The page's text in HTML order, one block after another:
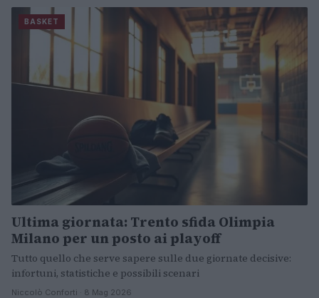
BASKET
Ultima giornata: Trento sfida Olimpia
Milano per un posto ai playoff
Tutto quello che serve sapere sulle due giornate decisive:
infortuni, statistiche e possibili scenari
Niccolò Conforti · 8 Mag 2026